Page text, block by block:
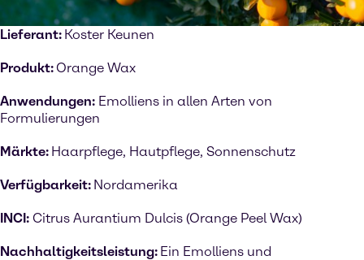
Lieferant: Koster Keunen
Produkt:Orange Wax
Anwendungen: Emolliens in allen Arten von
Formulierungen
Märkte: Haarpflege, Hautpflege, Sonnenschutz
Verfügbarkeit: Nordamerika
INCI: Citrus Aurantium Dulcis (Orange Peel Wax)
Nachhaltigkeitsleistung: Ein Emolliens und